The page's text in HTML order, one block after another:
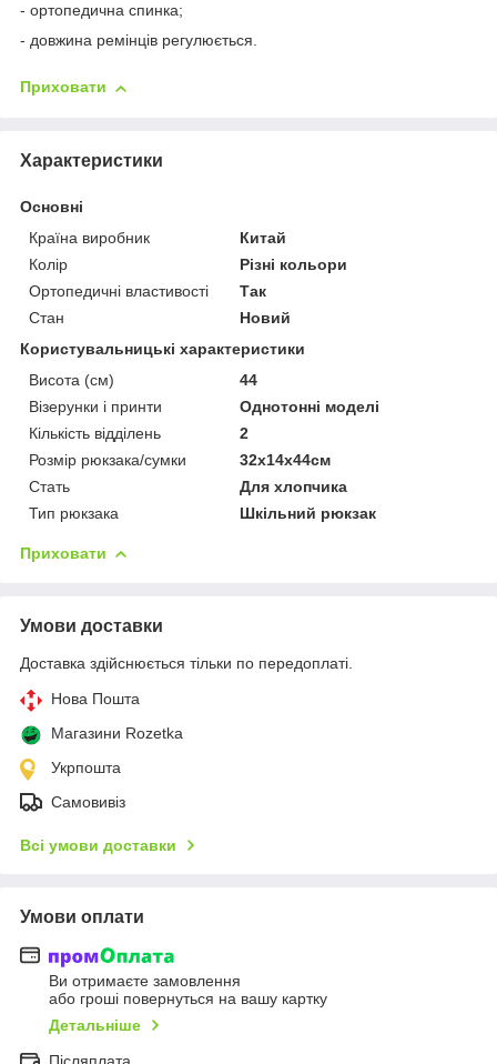
- ортопедична спинка;
- довжина ремінців регулюється.
Приховати
Характеристики
Основні
Країна виробник
Китай
Колір
Різні кольори
Ортопедичні властивості
Так
Стан
Новий
Користувальницькі характеристики
Висота (см)
44
Візерунки і принти
Однотонні моделі
Кількість відділень
2
Розмір рюкзака/сумки
32х14х44см
Стать
Для хлопчика
Тип рюкзака
Шкільний рюкзак
Приховати
Умови доставки
Доставка здійснюється тільки по передоплаті.
Нова Пошта
Магазини Rozetka
Укрпошта
Самовивіз
Всі умови доставки
Умови оплати
Ви отримаєте замовлення
або гроші повернуться на вашу картку
Детальніше